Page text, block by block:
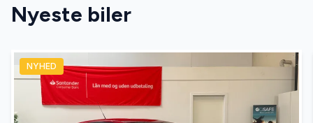
El-spejle
Fartpilot
Fjernbetjent centrallås
Nyeste biler
NYHED